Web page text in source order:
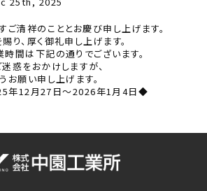
ご清祥のこととお慶び申し上げます。
り、厚く御礼申し上げます。
間は下記の通りでございます。
惑をおかけしますが、
お願い申し上げます。
12月27日～2026年1月4日◆